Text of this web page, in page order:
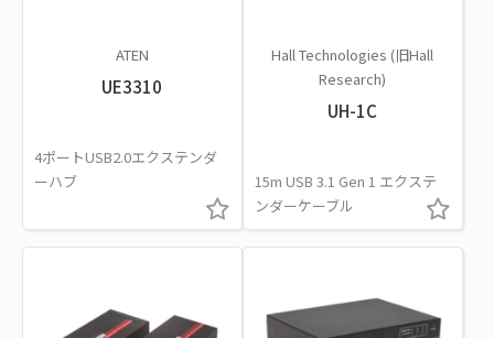
ATEN
UE3310
4ポートUSB2.0エクステンダ
ーハブ
Hall Technologies (旧Hall
Research)
UH-1C
15m USB 3.1 Gen 1 エクステ
ンダーケーブル